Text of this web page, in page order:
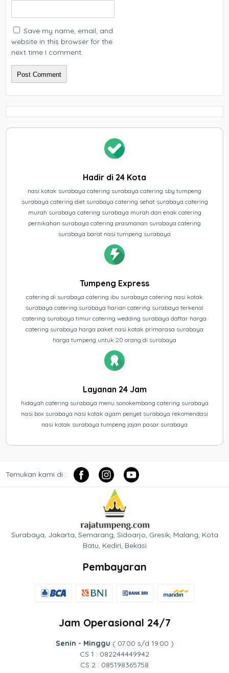
Save my name, email, and
website in this browser for the
next time I comment.
Hadir di 24 Kota
nasi kotak surabaya catering surabaya catering sby tumpeng
surabaya catering diet surabaya catering sehat surabaya catering
murah surabaya catering surabaya murah dan enak catering
pernikahan surabaya catering prasmanan surabaya catering
surabaya barat nasi tumpeng surabaya
Tumpeng Express
catering di surabaya catering ibu surabaya catering nasi kotak
surabaya catering surabaya harian catering surabaya terkenal
catering surabaya timur catering wedding surabaya daftar harga
catering surabaya harga paket nasi kotak primarasa surabaya
harga tumpeng untuk 20 orang di surabaya
Layanan 24 Jam
hidayah catering surabaya menu sonokembang catering surabaya
nasi box surabaya nasi kotak ayam penyet surabaya rekomendasi
nasi kotak surabaya tumpeng jajan pasar surabaya
Temukan kami di :
Surabaya, Jakarta, Semarang, Sidoarjo, Gresik, Malang, Kota
Batu, Kediri, Bekasi
Pembayaran
Jam Operasional 24/7
Senin - Minggu ( 07.00 s/d 19.00 )
CS 1 : 082244449942
CS 2 : 085198365758